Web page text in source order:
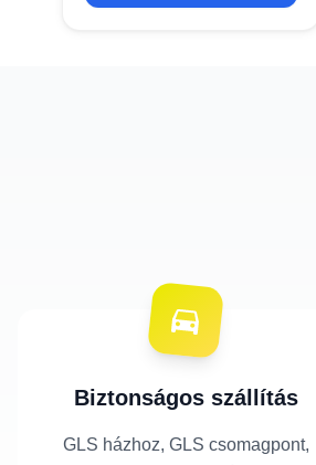
Biztonságos szállítás
GLS házhoz, GLS csomagpont,